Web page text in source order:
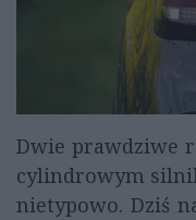
Dwie prawdziwe
cylindrowym
nietypowo. Dziś